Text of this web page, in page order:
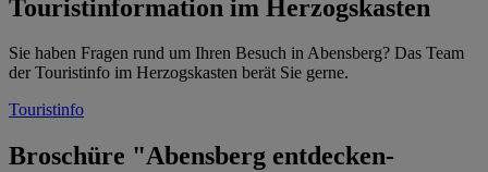
Touristinformation im Herzogskasten
Sie haben Fragen rund um Ihren Besuch in Abensberg? Das Team
der Touristinfo im Herzogskasten berät Sie gerne.
Touristinfo
Broschüre "Abensberg entdecken-